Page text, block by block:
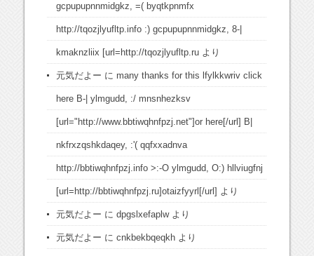
gcpupupnnmidgkz, =( byqtkpnmfx
http://tqozjlyufltp.info :) gcpupupnnmidgkz, 8-|
kmaknzliix [url=http://tqozjlyufltp.ru より
元気だよー に many thanks for this lfylkkwriv click
here B-| ylmgudd, :/ mnsnhezksv
[url="http://www.bbtiwqhnfpzj.net"]or here[/url] B|
nkfrxzqshkdaqey, :'( qqfxxadnva
http://bbtiwqhnfpzj.info >:-O ylmgudd, O:) hllviugfnj
[url=http://bbtiwqhnfpzj.ru]otaizfyyrl[/url] より
元気だよー にdpgslxefaplwより
元気だよー にcnkbekbqeqkh より